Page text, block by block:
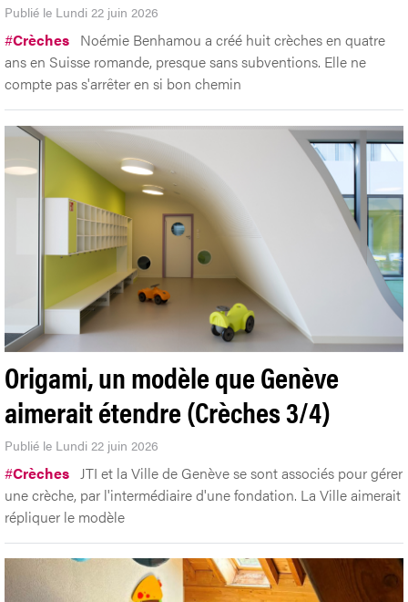
Publié le Lundi 22 juin 2026
#Crèches Noémie Benhamou a créé huit crèches en quatre
ans en Suisse romande, presque sans subventions. Elle ne
compte pas s'arrêter en si bon chemin
Origami, un modèle que Genève
aimerait étendre (Crèches 3/4)
Publié le Lundi 22 juin 2026
#Crèches JTI et la Ville de Genève se sont associés pour gérer
une crèche, par l'intermédiaire d'une fondation. La Ville aimerait
répliquer le modèle